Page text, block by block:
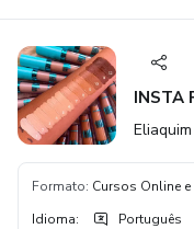
principal
INSTA
Formato: Cursos Online
Idioma: Português